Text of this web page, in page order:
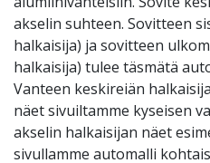
akselin suhteen. Sovitteen
halkaisija) ja sovitteen
halkaisija) tulee täsmätä
Vanteen keskireiän
näet sivuiltamme kyseisen
akselin halkaisijan näet
sivullamme automalli